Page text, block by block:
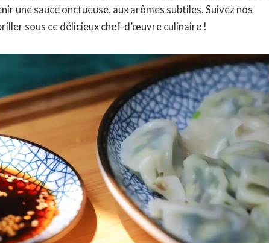
une sauce onctueuse, aux arômes subtiles. Suivez nos
sous ce délicieux chef-d’œuvre culinaire !